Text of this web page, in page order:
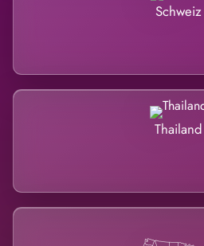
Schweiz
Thailand